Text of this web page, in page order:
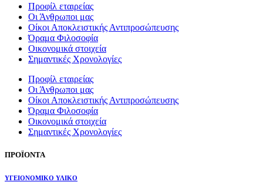
Προφίλ εταιρείας
Οι Άνθρωποι μας
Οίκοι Αποκλειστικής Αντιπροσώπευσης
Όραμα Φιλοσοφία
Οικονομικά στοιχεία
Σημαντικές Χρονολογίες
Προφίλ εταιρείας
Οι Άνθρωποι μας
Οίκοι Αποκλειστικής Αντιπροσώπευσης
Όραμα Φιλοσοφία
Οικονομικά στοιχεία
Σημαντικές Χρονολογίες
ΠΡΟΪΟΝΤΑ
ΥΓΕΙΟΝΟΜΙΚΟ ΥΛΙΚΟ